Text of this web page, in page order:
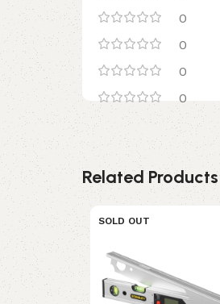
0
0
0
0
Related Products
SOLD OUT